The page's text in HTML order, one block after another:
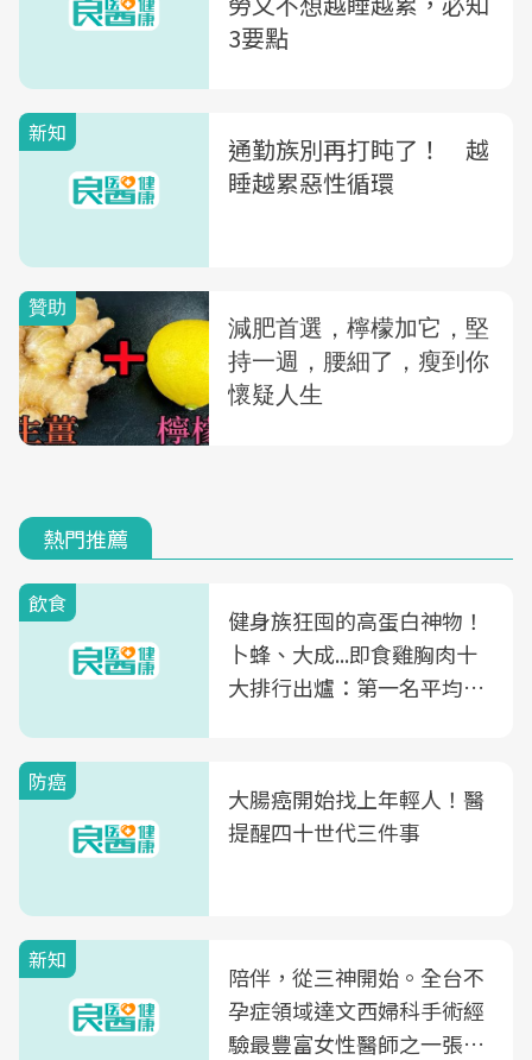
3要點
新知
通勤族別再打盹了！ 越
睡越累惡性循環
熱門推薦
飲食
健身族狂囤的高蛋白神物！
卜蜂、大成...即食雞胸肉十
大排行出爐：第一名平均一
防癌
大腸癌開始找上年輕人！醫
提醒四十世代三件事
新知
陪伴，從三神開始。全台不
孕症領域達文西婦科手術經
驗最豐富女性醫師之一張永